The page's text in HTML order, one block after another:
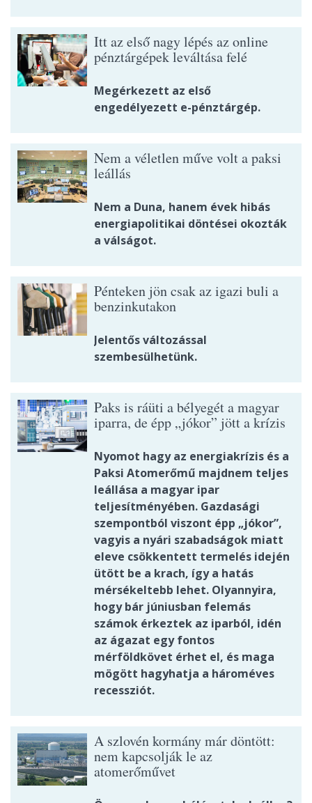
Itt az első nagy lépés az online
pénztárgépek leváltása felé
Megérkezett az első
engedélyezett e-pénztárgép.
Nem a véletlen műve volt a paksi
leállás
Nem a Duna, hanem évek hibás
energiapolitikai döntései okozták
a válságot.
Pénteken jön csak az igazi buli a
benzinkutakon
Jelentős változással
szembesülhetünk.
Paks is ráüti a bélyegét a magyar
iparra, de épp „jókor” jött a krízis
Nyomot hagy az energiakrízis és a
Paksi Atomerőmű majdnem teljes
leállása a magyar ipar
teljesítményében. Gazdasági
szempontból viszont épp „jókor”,
vagyis a nyári szabadságok miatt
eleve csökkentett termelés idején
ütött be a krach, így a hatás
mérsékeltebb lehet. Olyannyira,
hogy bár júniusban felemás
számok érkeztek az iparból, idén
az ágazat egy fontos
mérföldkövet érhet el, és maga
mögött hagyhatja a hároméves
recessziót.
A szlovén kormány már döntött:
nem kapcsolják le az
atomerőművet